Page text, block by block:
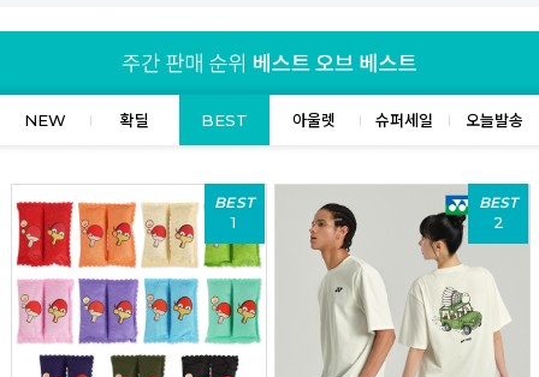
NEW 확딜 BEST 아울렛 슈퍼세일 오늘발송
BEST
1
BEST
2